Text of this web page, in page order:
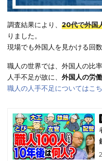
調査結果により、 20代で外国
りました。
現場でも外国人を見かける回
職人の世界では、外国人の比
人手不足が故に、 外国人の労
職人の人手不足についてはこ